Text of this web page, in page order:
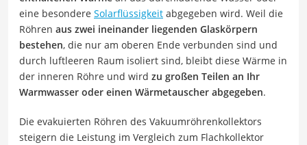
eine besondere Solarflüssigkeit abgegeben wird. Weil die
Röhren aus zwei ineinander liegenden Glaskörpern
bestehen, die nur am oberen Ende verbunden sind und
durch luftleeren Raum isoliert sind, bleibt diese Wärme in
der inneren Röhre und wird zu großen Teilen an Ihr
Warmwasser oder einen Wärmetauscher abgegeben.
Die evakuierten Röhren des Vakuumröhrenkollektors
steigern die Leistung im Vergleich zum Flachkollektor